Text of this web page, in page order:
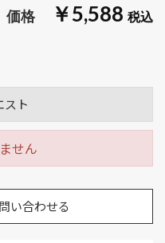
￥5,588
スト
せん
い合わせる